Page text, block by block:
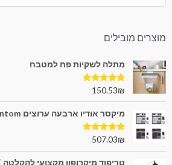
מוצרים מובילים
מתלה לשקיות פח למטבח
דורג 5.00
150.53₪
מיקסר אודיו ארבעה ערוצים Phantom
דורג5.00
507.03₪
טריפוד מיקרופון מקצועי להקלטה NEWCE